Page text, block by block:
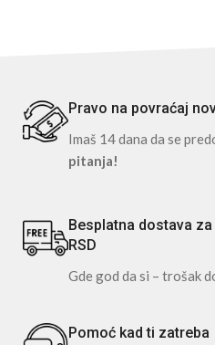
Pravo na povraćaj
Imaš 14 dana da se
pitanja!
Besplatna dostava
RSD
Gde god da si – trošak
Pomoć kad ti zatreba